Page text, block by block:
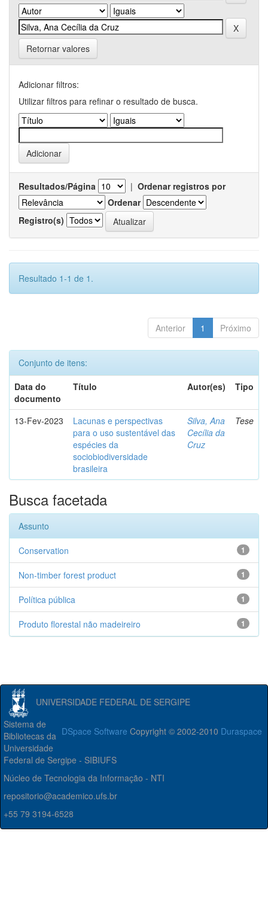
Retornar valores
Adicionar filtros:
Utilizar filtros para refinar o resultado de busca.
Resultados/Página | Ordenar registros por
Ordenar
Registro(s)
Resultado 1-1 de 1.
Anterior 1 Próximo
Conjunto de itens:
Data do
documento
Título Autor(es) Tipo
13-Fev-2023
Lacunas e perspectivas
para o uso sustentável das
espécies da
sociobiodiversidade
brasileira
Silva, Ana
Cecília da
Cruz
Tese
Busca facetada
Assunto
1
Conservation
1
Non-timber forest product
1
Política pública
1
Produto florestal não madeireiro
UNIVERSIDADE FEDERAL DE SERGIPE
DSpace Software Copyright © 2002-2010 Duraspace
Sistema de
Bibliotecas da
Universidade
Federal de Sergipe - SIBIUFS
Núcleo de Tecnologia da Informação - NTI
repositorio@academico.ufs.br
+55 79 3194-6528